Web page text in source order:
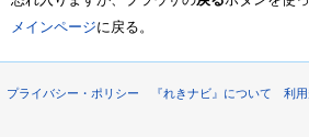
メインページに戻る。
プライバシー・ポリシー 『れきナビ』について 利